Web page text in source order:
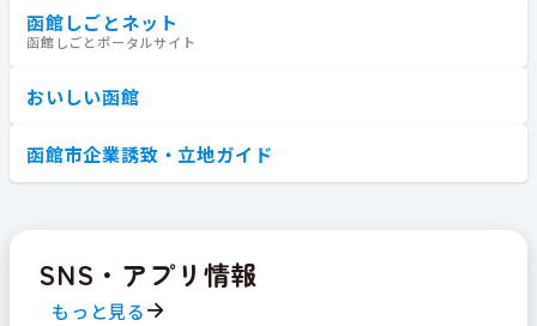
函館しごとネット
函館しごとポータルサイト
おいしい函館
函館市企業誘致・立地ガイド
SNS・アプリ情報
もっと見る